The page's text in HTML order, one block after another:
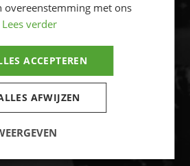
11 888
overeenstemming met ons
Lees verder
ACCEPTEREN
AFWIJZEN